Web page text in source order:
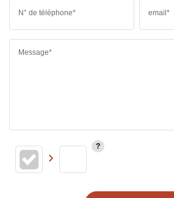
N° de téléphone* email*
Message*